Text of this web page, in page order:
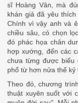
sĩ Hoàng Vân, mà
khán giả đã yêu
Chính vì vậy anh và
chiều sâu, có chọn
đó phác họa chân
hợp xướng, đến các
chưa từng được biểu
phổ từ hơn nửa thế kỷ
Theo đó, chương
thuật xuyên suốt với